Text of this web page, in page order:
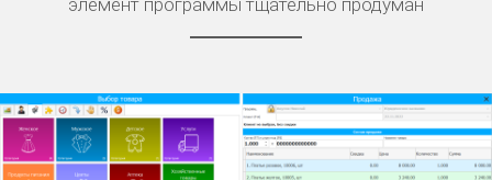
элемент программы тщательно продуман